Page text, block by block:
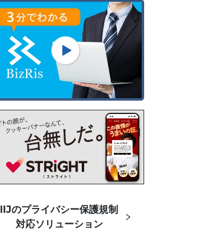
IIJのプライバシー保護規制
対応ソリューション